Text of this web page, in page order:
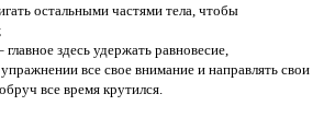
остальными частями тела, чтобы
здесь удержать равновесие,
все свое внимание и направлять свои
все время крутился.